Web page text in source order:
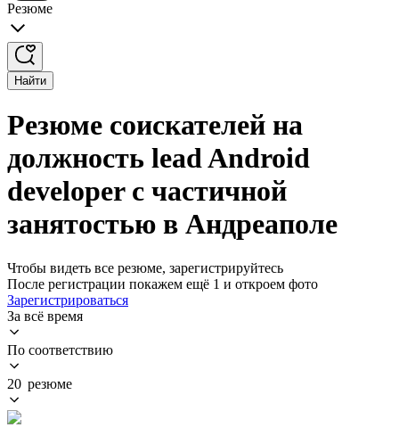
Резюме
Найти
Резюме соискателей на
должность lead Android
developer с частичной
занятостью в Андреаполе
Чтобы видеть все резюме, зарегистрируйтесь
После регистрации покажем ещё 1 и откроем фото
Зарегистрироваться
За всё время
По соответствию
20 резюме